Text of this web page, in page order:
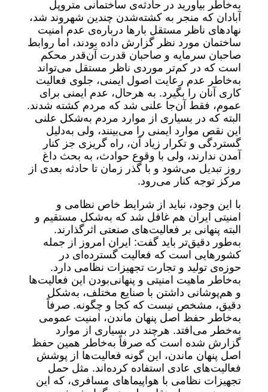
به‌خاطر بیاورید در حادثه‌ی ساختمانی متروپل
آبادان که منجر به کشته‌شدن چندین شهروند شد،
نهادهای ناظر مستقل بارها درباره‌ی عدم امنیت
ساختمان مورد نظر گزارش داده بودند، اما روابط
صاحبان سرمایه و صاحبان قدرت آن‌قدر محکم
است که در کم‌تر موردی ناظر مستقل می‌تواند
به‌خاطر عدم رعایت اصول ایمنی، جلوی فعالیت
کاری آنان را بگیرد. به هرحال، عدم ایمنی برای
عموم، فقط آن‌جا علنی شد که مردم کشته شدند.
البته که در بسیاری از موارد مردم به‌شکل علنی
این نقص موارد ایمنی را می‌بینند، ولی به‌دلیل
گستردگی و تکرار زیاد آن، راه گریزی جز کنار
آمدن ندارند، ولی با وقوع حوادث، به بحث داغ
روز تبدیل می‌شود و با گذر زمان تا حادثه بعدی از
مرکز توجه کنار می‌رود.
با این وجود، نباید از شرایط خاص نظامی و
امنیتی ایران هم غافل شد که به‌شکل مستقیم و
البته پنهانی بر فعالیت‌های صنعتی اثرگذارند.
به‌طور دقیق‌تر باید گفت: ایران امروز از جمله
کشورهایی است که فعالیت گسترده‌ای در
حوزه‌ی تولید و تجارت تجهیزات نظامی دارد.
به‌خاطر ماهیت امنیتی و پنهانی‌بودن این فعالیت‌ها
و هم‌پوشانی داشتن با صنایع مختلف، به‌شکل
دقیق، مشخص نیست که کجا و چگونه. صرفاً
به‌خاطر حفظ اصل پنهان ماندن، امنیت عمومی
به‌خطر می‌افتد. هرچند در بسیاری از موارد
گزارش شده است که صرفاً به‌خاطر همین حفظ
اصل پنهان ماندن، این گونه فعالیت‌ها از پوشش
فعالیت‌های عادی استفاده کرده‌اند. مثل حمل
تجهیزات نظامی با هواپیماهای مسافری، که این